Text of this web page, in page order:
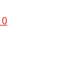
0